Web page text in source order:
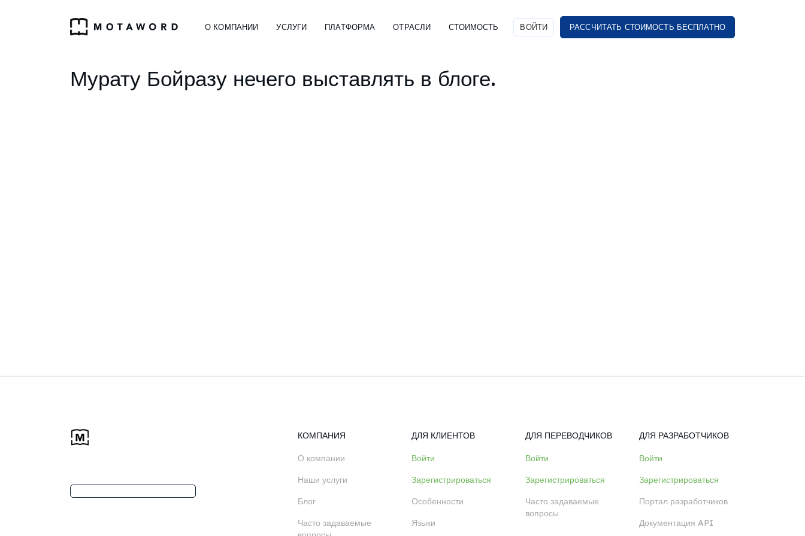
О КОМПАНИИ УСЛУГИ ПЛАТФОРМА ОТРАСЛИ СТОИМОСТЬ ВОЙТИ РАССЧИТАТЬ СТОИМОСТЬ БЕСПЛАТНО
Мурату Бойразу нечего выставлять в блоге.
КОМПАНИЯ
О компании
Наши услуги
Блог
Часто задаваемые
ДЛЯ КЛИЕНТОВ
Войти
Зарегистрироваться
Особенности
Языки
ДЛЯ ПЕРЕВОДЧИКОВ
Войти
Зарегистрироваться
Часто задаваемые
вопросы
ДЛЯ РАЗРАБОТЧИКОВ
Войти
Зарегистрироваться
Портал разработчиков
Документация API